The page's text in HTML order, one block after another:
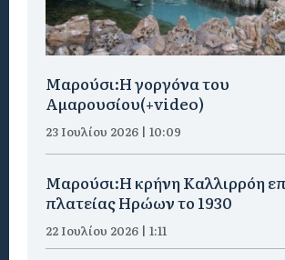
Μαρούσι:H γοργόνα του
Αμαρουσίου(+video)
23 Ιουλίου 2026 | 10:09
Μαρούσι:Η κρήνη Καλλιρρόη
πλατείας Ηρώων το 1930
22 Ιουλίου 2026 | 1:11